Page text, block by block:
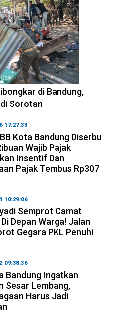
di Bandung,
Sorotan
17:27:33
Kota Bandung Diserbu
Wajib Pajak
Insentif Dan
Pajak Tembus Rp307
10:29:06
Semprot Camat
Depan Warga! Jalan
Gegara PKL Penuhi
09:38:36
Bandung Ingatkan
Sesar Lembang,
Harus Jadi